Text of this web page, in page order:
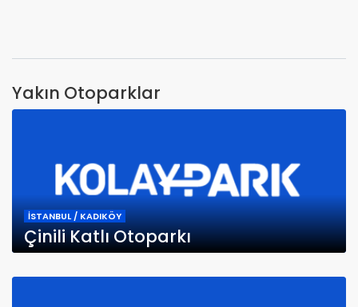
Yakın Otoparklar
İSTANBUL / KADIKÖY
Çinili Katlı Otoparkı